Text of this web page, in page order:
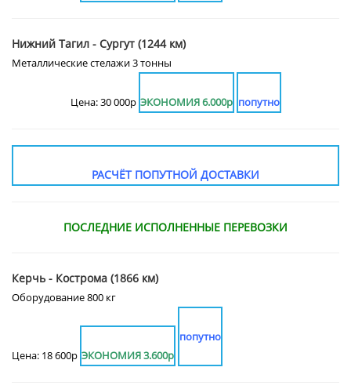
Нижний Тагил - Сургут (1244 км)
Металлические стелажи 3 тонны
Цена: 30 000р ЭКОНОМИЯ 6.000р попутно
РАСЧЁТ ПОПУТНОЙ ДОСТАВКИ
ПОСЛЕДНИЕ ИСПОЛНЕННЫЕ ПЕРЕВОЗКИ
Керчь - Кострома (1866 км)
Оборудование 800 кг
Цена: 18 600р ЭКОНОМИЯ 3.600р
попутно